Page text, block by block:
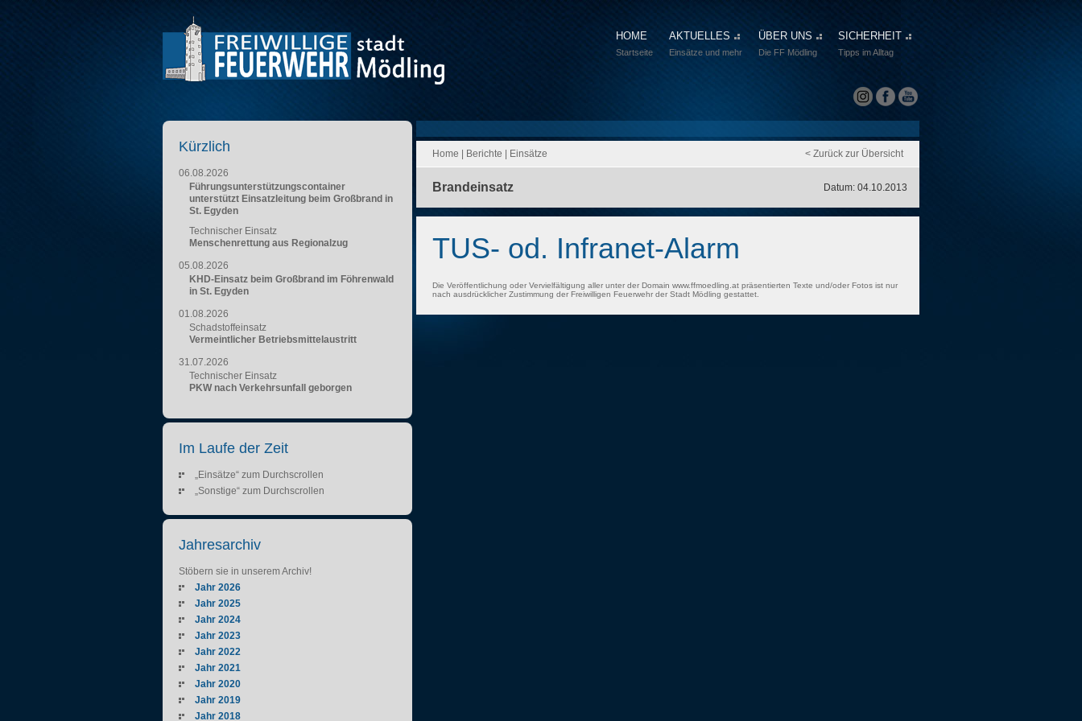
HOME
Startseite
AKTUELLES
Einsätze und mehr
ÜBER UNS
Die FF Mödling
SICHERHEIT
Tipps im Alltag
Home Berichte Einsätze < Zurück zur Übersicht
Brandeinsatz Datum: 04.10.2013
TUS- od. Infranet-Alarm
Die Veröffentlichung oder Vervielfältigung aller unter der Domain www.ffmoedling.at präsentierten Texte und/oder Fotos ist nur
nach ausdrücklicher Zustimmung der Freiwilligen Feuerwehr der Stadt Mödling gestattet.
Kürzlich
06.08.2026
Führungsunterstützungscontainer
unterstützt Einsatzleitung beim Großbrand in
St. Egyden
Technischer Einsatz
Menschenrettung aus Regionalzug
05.08.2026
KHD-Einsatz beim Großbrand im Föhrenwald
in St. Egyden
01.08.2026
Schadstoffeinsatz
Vermeintlicher Betriebsmittelaustritt
31.07.2026
Technischer Einsatz
PKW nach Verkehrsunfall geborgen
Im Laufe der Zeit
„Einsätze“ zum Durchscrollen
„Sonstige“ zum Durchscrollen
Jahresarchiv
Stöbern sie in unserem Archiv!
Jahr 2026
Jahr 2025
Jahr 2024
Jahr 2023
Jahr 2022
Jahr 2021
Jahr 2020
Jahr 2019
Jahr 2018